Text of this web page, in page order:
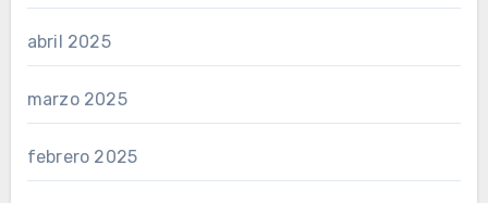
abril 2025
marzo 2025
febrero 2025